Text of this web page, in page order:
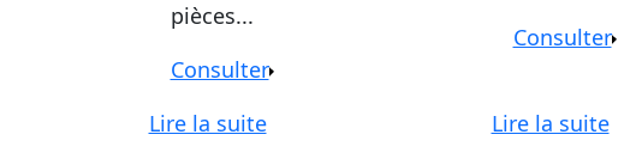
pièces...
Consulter
Lire la suite
Consulter
Lire la suite